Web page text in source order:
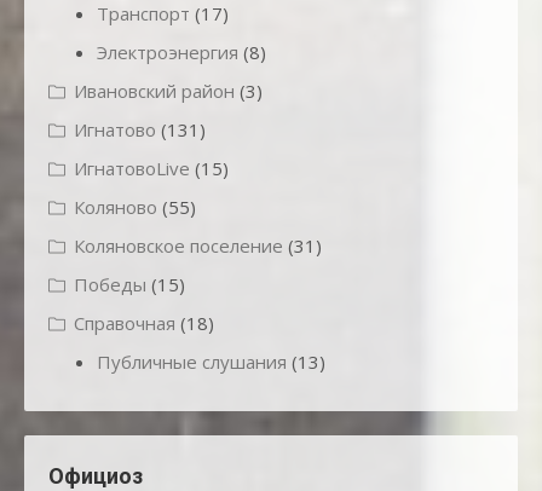
Транспорт (17)
Электроэнергия (8)
Ивановский район (3)
Игнатово (131)
ИгнатовоLive (15)
Коляново (55)
Коляновское поселение (31)
Победы (15)
Справочная (18)
Публичные слушания (13)
Официоз